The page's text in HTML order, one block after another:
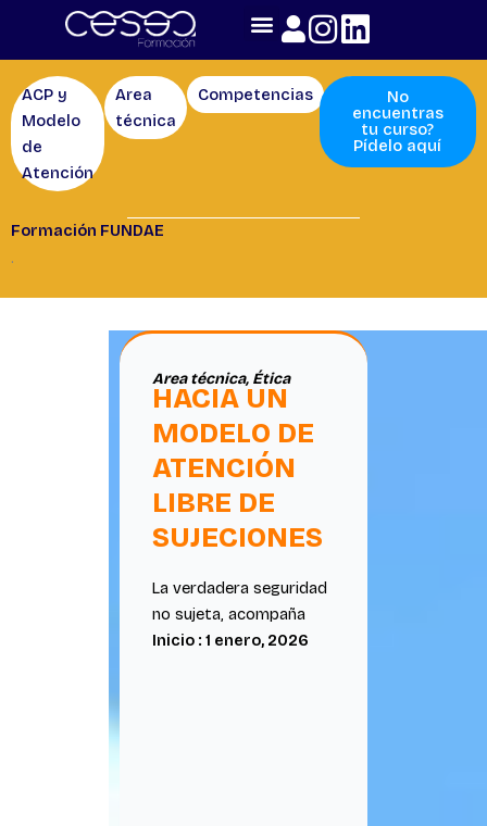
content
ACP y
Modelo
de
Atención
Area
técnica
Competencias
AutoCuidados
No
encuentras
tu curso?
Pídelo aquí
Formación FUNDAE
.
Area técnica, Ética
HACIA UN
MODELO DE
ATENCIÓN
LIBRE DE
SUJECIONES
La verdadera seguridad
no sujeta, acompaña
Inicio : 1 enero, 2026